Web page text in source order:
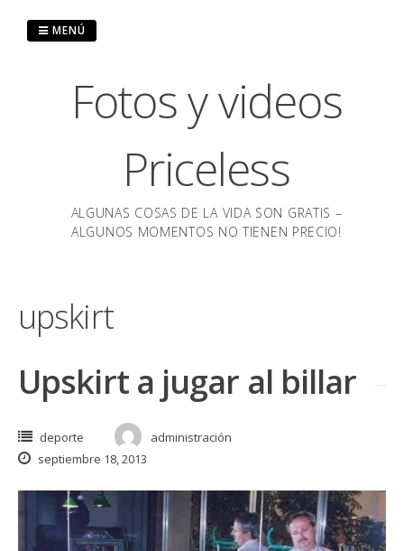
Fotos y videos
Priceless
ALGUNAS COSAS DE LA VIDA SON GRATIS –
ALGUNOS MOMENTOS NO TIENEN PRECIO!
MENÚ
upskirt
Upskirt a jugar al billar
deporte
administración
septiembre 18, 2013